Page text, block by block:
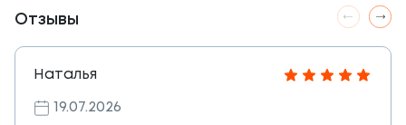
Отзывы
Наталья
19.07.2026